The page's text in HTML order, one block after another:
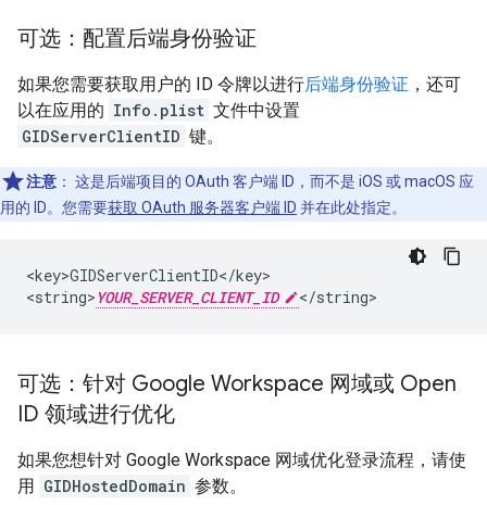
可选：配置后端身份验证
如果您需要获取用户的 ID 令牌以进行后端身份验证 ，还可
以在应用的 Info.plist 文件中设置
GIDServerClientID 键。
注意 ： 这是后端项目的 OAuth 客户端 ID，而不是 iOS 或 macOS 应
用的 ID。您需要获取 OAuth 服务器客户端 ID 并在此处指定。
<key>GIDServerClientID</key>
<string> YOUR_SERVER_CLIENT_ID </string>
可选：针对 Google Workspace 网域或 Open
ID 领域进行优化
如果您想针对 Google Workspace 网域优化登录流程，请使
用 GIDHostedDomain 参数。